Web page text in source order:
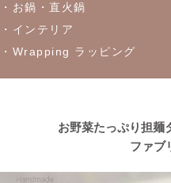
≪窯出し再入荷しました！≫ど
・お鍋・直火鍋
・インテリア
・Wrapping ラッピング
お野菜たっぷり担麺
ファブ